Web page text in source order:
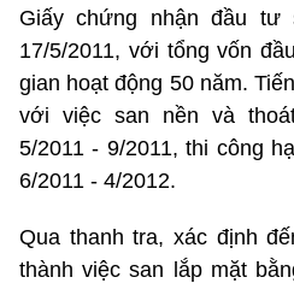
Giấy chứng nhận đầu tư
17/5/2011, với tổng vốn
gian hoạt động 50 năm.
với việc san nền và
5/2011 - 9/2011, thi công
6/2011 - 4/2012.
Qua thanh tra, xác định
thành việc san lắp mặt